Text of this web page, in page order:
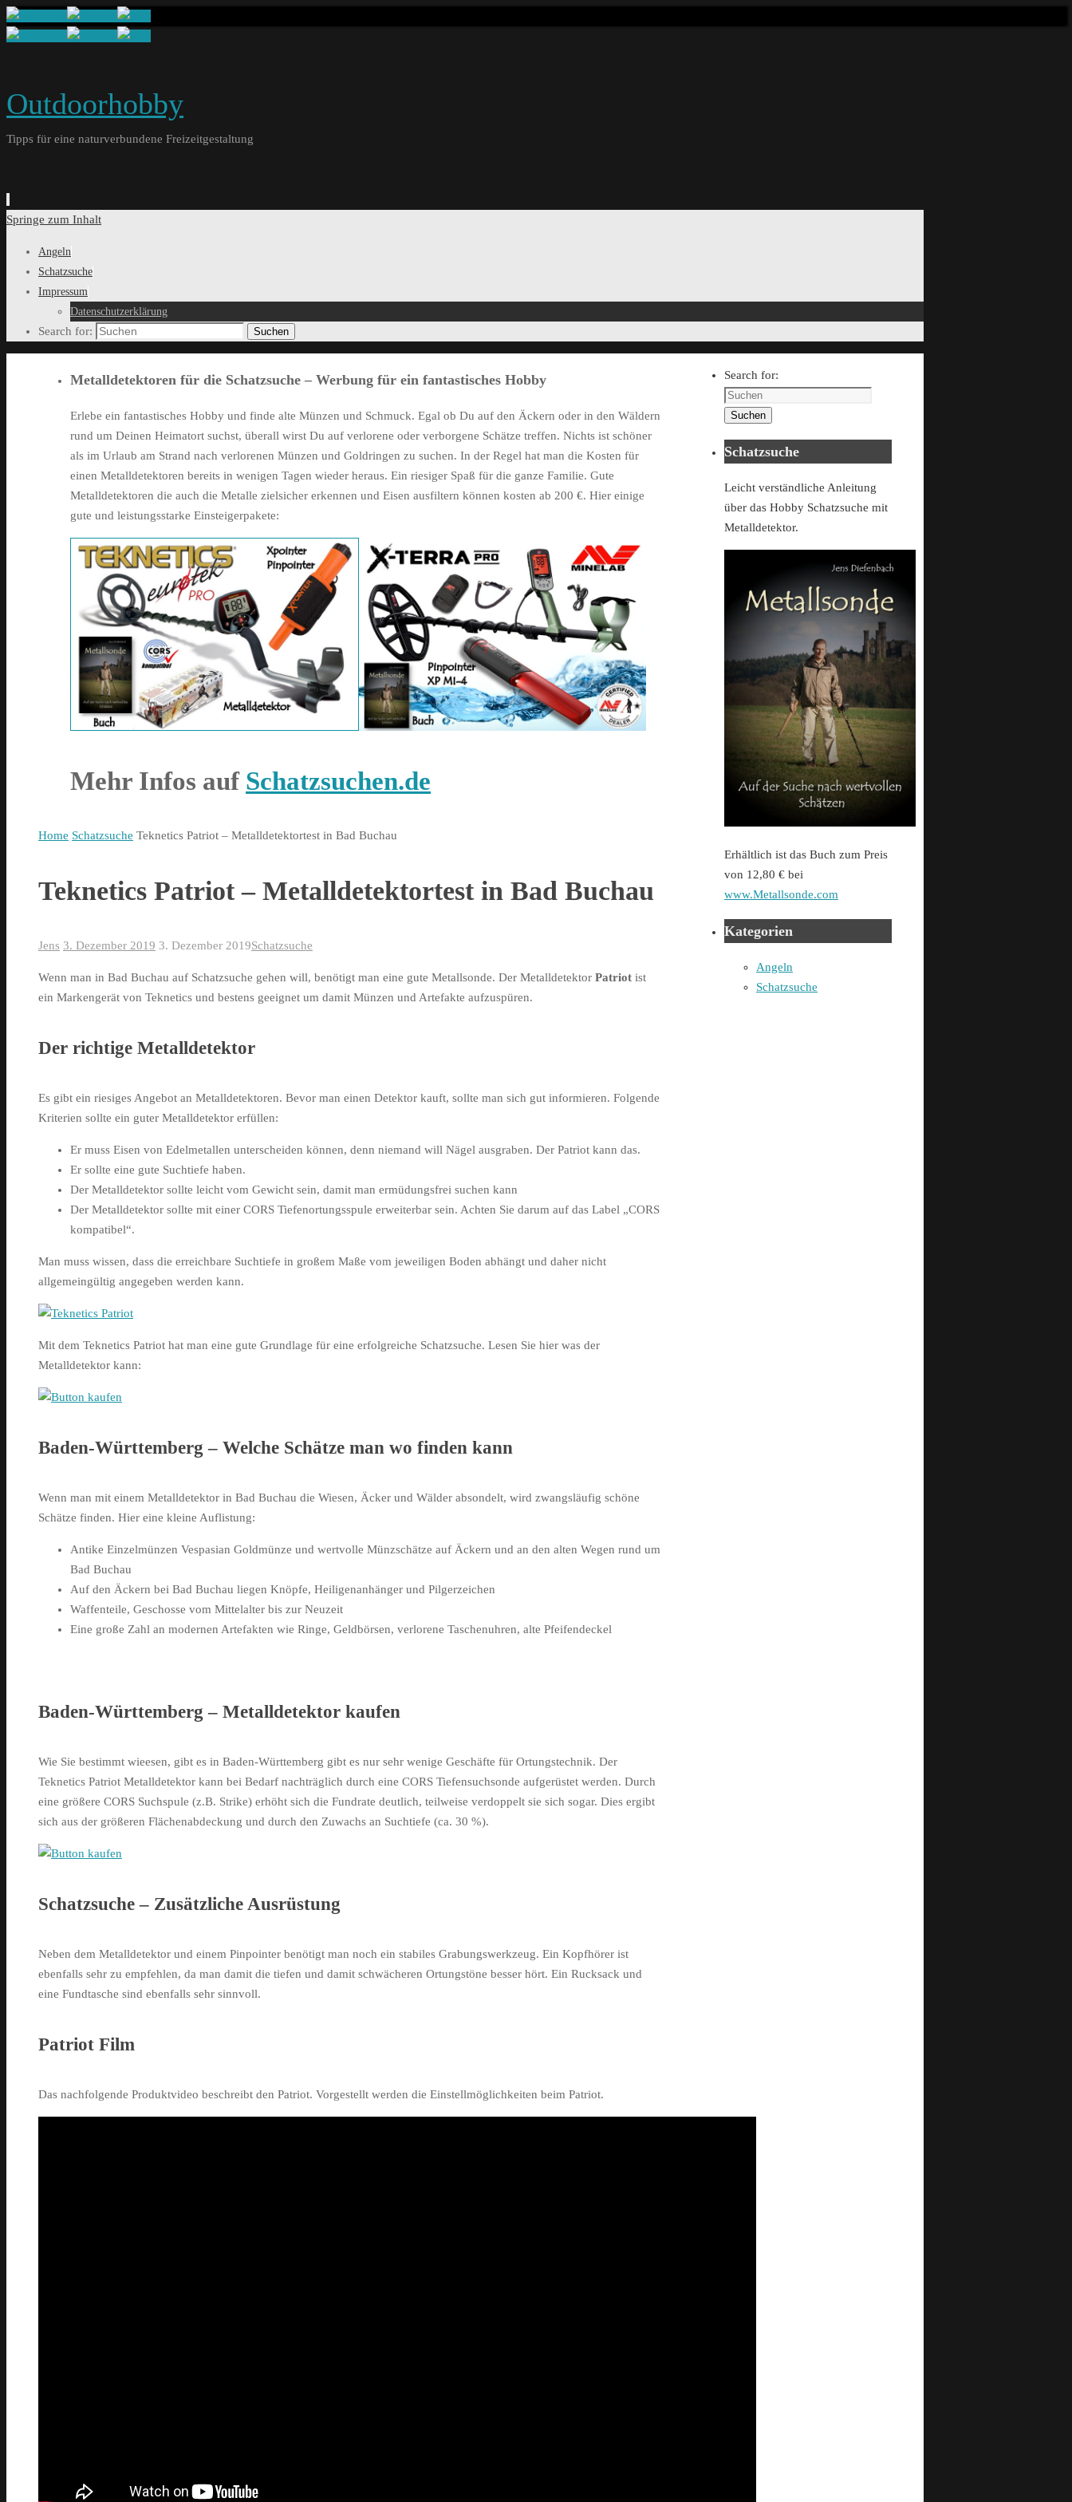
Outdoorhobby
Tipps für eine naturverbundene Freizeitgestaltung
Springe zum Inhalt
Angeln
Schatzsuche
Impressum
Datenschutzerklärung
Search for: Suchen
Metalldetektoren für die Schatzsuche – Werbung für ein fantastisches Hobby
Erlebe ein fantastisches Hobby und finde alte Münzen und Schmuck. Egal ob Du auf den Äckern oder in den Wäldern
rund um Deinen Heimatort suchst, überall wirst Du auf verlorene oder verborgene Schätze treffen. Nichts ist schöner
als im Urlaub am Strand nach verlorenen Münzen und Goldringen zu suchen. In der Regel hat man die Kosten für
einen Metalldetektoren bereits in wenigen Tagen wieder heraus. Ein riesiger Spaß für die ganze Familie. Gute
Metalldetektoren die auch die Metalle zielsicher erkennen und Eisen ausfiltern können kosten ab 200 €. Hier einige
gute und leistungsstarke Einsteigerpakete:
Mehr Infos auf Schatzsuchen.de
Home Schatzsuche Teknetics Patriot – Metalldetektortest in Bad Buchau
Teknetics Patriot – Metalldetektortest in Bad Buchau
Jens 3. Dezember 2019 3. Dezember 2019Schatzsuche
Wenn man in Bad Buchau auf Schatzsuche gehen will, benötigt man eine gute Metallsonde. Der Metalldetektor Patriot ist
ein Markengerät von Teknetics und bestens geeignet um damit Münzen und Artefakte aufzuspüren.
Der richtige Metalldetektor
Es gibt ein riesiges Angebot an Metalldetektoren. Bevor man einen Detektor kauft, sollte man sich gut informieren. Folgende
Kriterien sollte ein guter Metalldetektor erfüllen:
Er muss Eisen von Edelmetallen unterscheiden können, denn niemand will Nägel ausgraben. Der Patriot kann das.
Er sollte eine gute Suchtiefe haben.
Der Metalldetektor sollte leicht vom Gewicht sein, damit man ermüdungsfrei suchen kann
Der Metalldetektor sollte mit einer CORS Tiefenortungsspule erweiterbar sein. Achten Sie darum auf das Label „CORS
kompatibel“.
Man muss wissen, dass die erreichbare Suchtiefe in großem Maße vom jeweiligen Boden abhängt und daher nicht
allgemeingültig angegeben werden kann.
Mit dem Teknetics Patriot hat man eine gute Grundlage für eine erfolgreiche Schatzsuche. Lesen Sie hier was der
Metalldetektor kann:
Baden-Württemberg – Welche Schätze man wo finden kann
Wenn man mit einem Metalldetektor in Bad Buchau die Wiesen, Äcker und Wälder absondelt, wird zwangsläufig schöne
Schätze finden. Hier eine kleine Auflistung:
Antike Einzelmünzen Vespasian Goldmünze und wertvolle Münzschätze auf Äckern und an den alten Wegen rund um
Bad Buchau
Auf den Äckern bei Bad Buchau liegen Knöpfe, Heiligenanhänger und Pilgerzeichen
Waffenteile, Geschosse vom Mittelalter bis zur Neuzeit
Eine große Zahl an modernen Artefakten wie Ringe, Geldbörsen, verlorene Taschenuhren, alte Pfeifendeckel
Baden-Württemberg – Metalldetektor kaufen
Wie Sie bestimmt wieesen, gibt es in Baden-Württemberg gibt es nur sehr wenige Geschäfte für Ortungstechnik. Der
Teknetics Patriot Metalldetektor kann bei Bedarf nachträglich durch eine CORS Tiefensuchsonde aufgerüstet werden. Durch
eine größere CORS Suchspule (z.B. Strike) erhöht sich die Fundrate deutlich, teilweise verdoppelt sie sich sogar. Dies ergibt
sich aus der größeren Flächenabdeckung und durch den Zuwachs an Suchtiefe (ca. 30 %).
Schatzsuche – Zusätzliche Ausrüstung
Neben dem Metalldetektor und einem Pinpointer benötigt man noch ein stabiles Grabungswerkzeug. Ein Kopfhörer ist
ebenfalls sehr zu empfehlen, da man damit die tiefen und damit schwächeren Ortungstöne besser hört. Ein Rucksack und
eine Fundtasche sind ebenfalls sehr sinnvoll.
Patriot Film
Das nachfolgende Produktvideo beschreibt den Patriot. Vorgestellt werden die Einstellmöglichkeiten beim Patriot.
Search for:
Suchen
Schatzsuche
Leicht verständliche Anleitung
über das Hobby Schatzsuche mit
Metalldetektor.
Erhältlich ist das Buch zum Preis
von 12,80 € bei
www.Metallsonde.com
Kategorien
Angeln
Schatzsuche